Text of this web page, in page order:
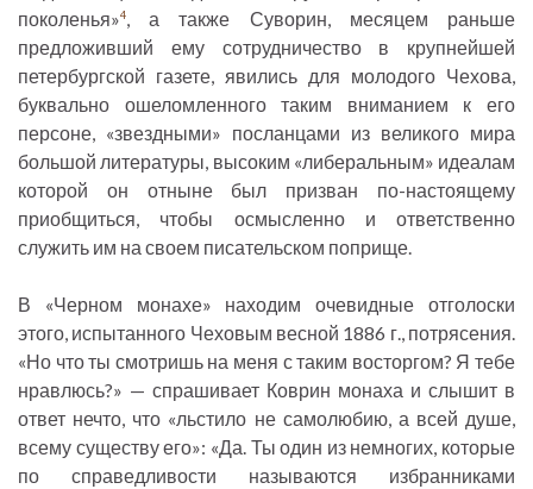
поколенья»4, а также Суворин, месяцем раньше
предложивший ему сотрудничество в крупнейшей
петербургской газете, явились для молодого Чехова,
буквально ошеломленного таким вниманием к его
персоне, «звездными» посланцами из великого мира
большой литературы, высоким «либеральным» идеалам
которой он отныне был призван по-настоящему
приобщиться, чтобы осмысленно и ответственно
служить им на своем писательском поприще.
В «Черном монахе» находим очевидные отголоски
этого, испытанного Чеховым весной 1886 г., потрясения.
«Но что ты смотришь на меня с таким восторгом? Я тебе
нравлюсь?» — спрашивает Коврин монаха и слышит в
ответ нечто, что «льстило не самолюбию, а всей душе,
всему существу его»: «Да. Ты один из немногих, которые
по справедливости называются избранниками